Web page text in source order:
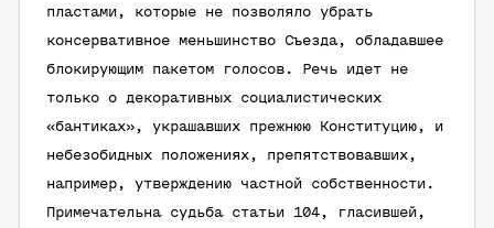
пластами, которые не позволяло убрать
консервативное меньшинство Съезда, обладавшее
блокирующим пакетом голосов. Речь идет не
только о декоративных социалистических
«бантиках», украшавших прежнюю Конституцию, и
небезобидных положениях, препятствовавших,
например, утверждению частной собственности.
Примечательна судьба статьи 104, гласившей,